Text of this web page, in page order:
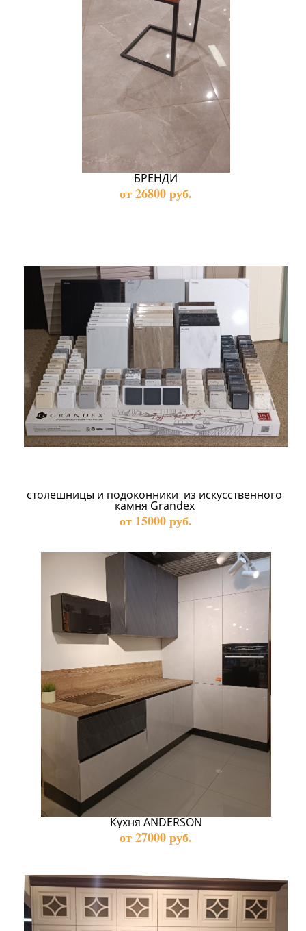
БРЕНДИ
от 26800 руб.
столешницы и подоконники  из искусственного
камня Grandex
от 15000 руб.
Кухня ANDERSON
от 27000 руб.